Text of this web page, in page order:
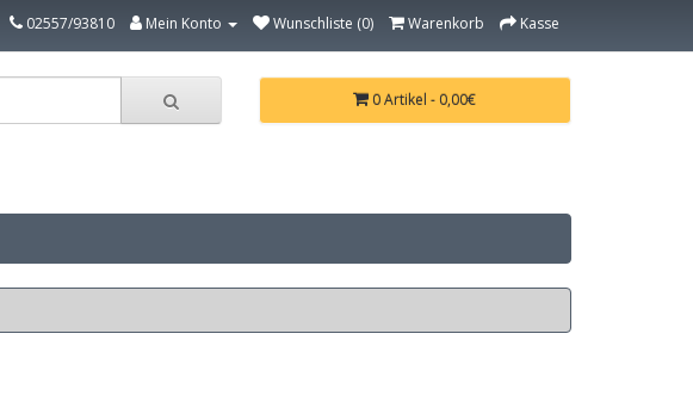
02557/93810 Mein Konto Wunschliste (0) Warenkorb Kasse
0 Artikel - 0,00€